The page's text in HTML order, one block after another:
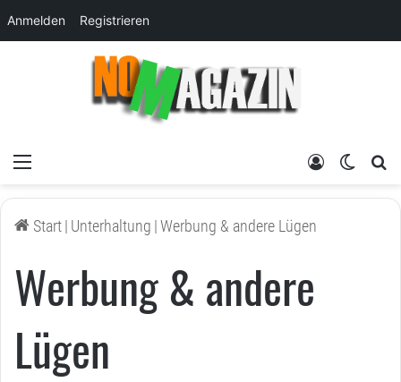
Anmelden Registrieren
Menü Skin
Anmelden
Start| Unterhaltung |Werbung & andere Lügen
Werbung & andere
Lügen